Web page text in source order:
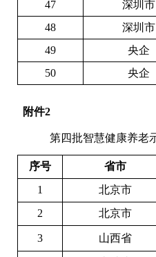
47 深圳市
48 深圳市
49
央企
50 央企
附件2
第四批智慧健康养老
序号 省市
1
北京市
2
北京市
3 山西省